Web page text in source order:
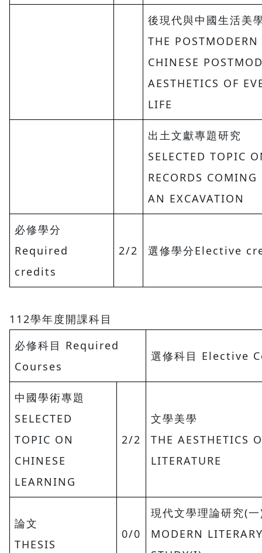
後現代與中國生活美
THE
CHINESE
AESTHETICS OF
LIFE
出土文獻專題研究
SELECTED TOPIC
RECORDS
AN EXCAVATION
必修學分
Required
credits
2/2 選修學分Elective
112學年度開課科目
必修科目 Required
Courses
選修科目 Elective
中國學術專題
SELECTED
TOPIC ON
CHINESE
LEARNING
2/2
文學美學
THE AESTHETICS
LITERATURE
論文
THESIS
0/0
現代文學理論研究(
MODERN